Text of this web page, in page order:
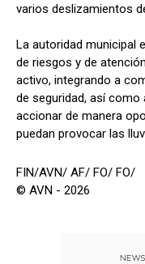
varios deslizamientos
La autoridad municipal
de riesgos y de
activo, integrando a
de seguridad, así como
accionar de manera
puedan provocar las
FIN/AVN/ AF/ FO/ FO/
© AVN - 2026